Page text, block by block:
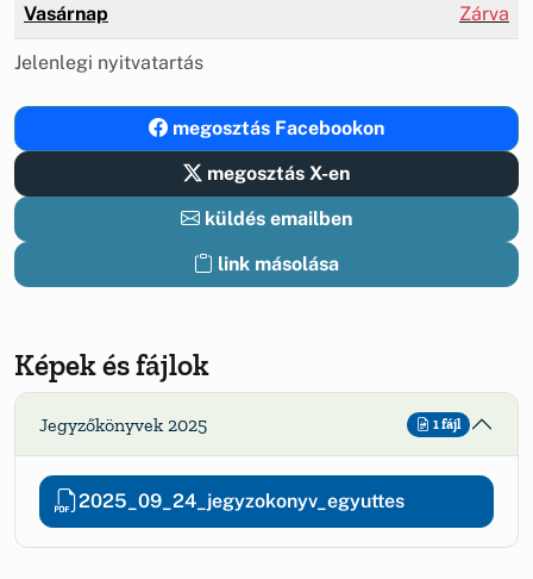
Vasárnap Zárva
Jelenlegi nyitvatartás
megosztás Facebookon
megosztás X-en
küldés emailben
link másolása
Képek és fájlok
Jegyzőkönyvek 2025 1 fájl
2025_09_24_jegyzokonyv_egyuttes